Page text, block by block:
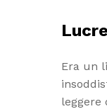
Era un
leggere